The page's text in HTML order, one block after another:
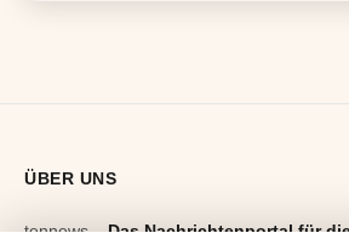
ÜBER UNS
tennews –Das Nachrichtenportal für